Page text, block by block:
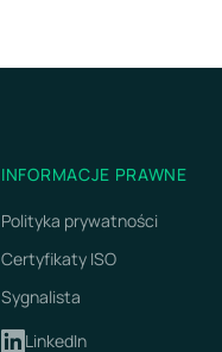
INFORMACJE PRAWNE
Polityka prywatności
Certyfikaty ISO
Sygnalista
LinkedIn